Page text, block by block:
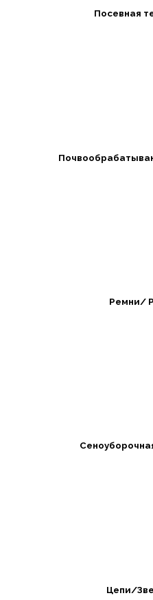
Посевная
Ремни/
Цепи/